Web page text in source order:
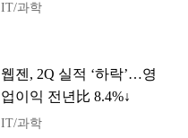
IT/과학
웹젠, 2Q 실적 ‘하락’…영
업이익 전년比 8.4%↓
IT/과학